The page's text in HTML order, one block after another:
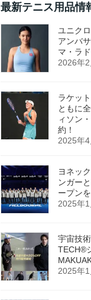
最新テニス用品情
ユニク
アンバ
マ・ラ
2026年
ラケッ
ともに
ィソン
約！
2025年
ヨネッ
ンガー
ープン
2025年
宇宙技
TECH®
2025年